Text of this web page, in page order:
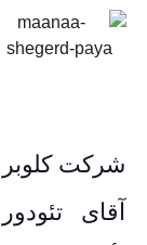
آقای